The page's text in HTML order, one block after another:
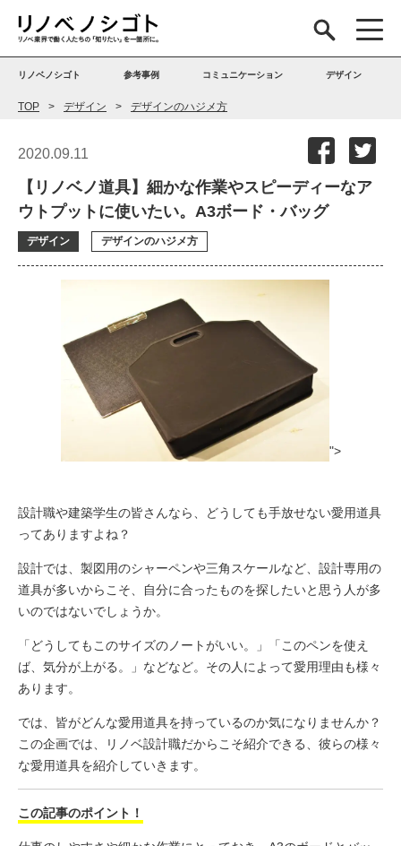
リノベノシゴト 参考事例 コミュニケーション デザイン
TOP デザイン デザインのハジメ方
2020.09.11
【リノベノ道具】細かな作業やスピーディーなア
ウトプットに使いたい。A3ボード・バッグ
デザイン デザインのハジメ方
">
設計職や建築学生の皆さんなら、どうしても手放せない愛用道具
ってありますよね？
設計では、製図用のシャーペンや三角スケールなど、設計専用の
道具が多いからこそ、自分に合ったものを探したいと思う人が多
いのではないでしょうか。
「どうしてもこのサイズのノートがいい。」「このペンを使え
ば、気分が上がる。」などなど。その人によって愛用理由も様々
あります。
では、皆がどんな愛用道具を持っているのか気になりませんか？
この企画では、リノベ設計職だからこそ紹介できる、彼らの様々
な愛用道具を紹介していきます。
この記事のポイント！